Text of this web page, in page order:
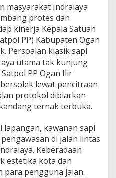
masyarakat Indralaya
protes dan
kinerja Kepala Satuan
PP) Kabupaten Ogan
Persoalan klasik sapi
utama tak kunjung
PP Ogan Ilir
lewat pencitraan
protokol dibiarkan
ternak terbuka.
kawanan sapi
di jalan lintas
Keberadaan
estetika kota dan
para pengguna jalan.